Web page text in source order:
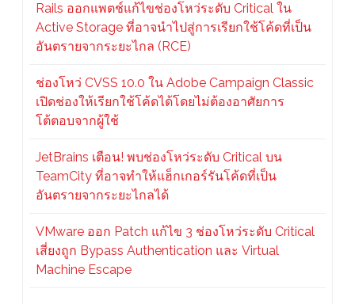
Rails ออกแพตช์แก้ไขช่องโหว่ระดับ Critical ใน
Active Storage ที่อาจนำไปสู่การเรียกใช้โค้ดที่เป็น
อันตรายจากระยะไกล (RCE)
ช่องโหว่ CVSS 10.0 ใน Adobe Campaign Classic
เปิดช่องให้เรียกใช้โค้ดได้โดยไม่ต้องอาศัยการ
โต้ตอบจากผู้ใช้
JetBrains เตือน! พบช่องโหว่ระดับ Critical บน
TeamCity ที่อาจทำให้แฮ็กเกอร์รันโค้ดที่เป็น
อันตรายจากระยะไกลได้
VMware ออก Patch แก้ไข 3 ช่องโหว่ระดับ Critical
เสี่ยงถูก Bypass Authentication และ Virtual
Machine Escape